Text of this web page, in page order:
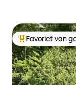
Topfavoriet van
Favoriet van